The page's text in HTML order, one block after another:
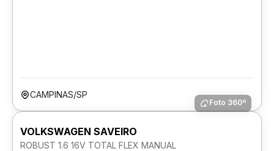
CAMPINAS/SP
Foto 360º
VOLKSWAGEN SAVEIRO
ROBUST 1.6 16V TOTAL FLEX MANUAL